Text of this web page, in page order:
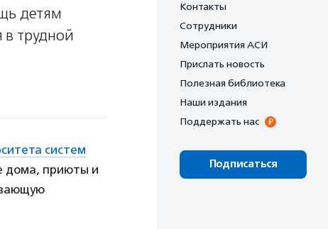
детям
в трудной
систем
дома, приюты и
Контакты
Сотрудники
Мероприятия АСИ
Прислать новость
Полезная библиотека
Наши издания
Поддержать нас
Подписаться